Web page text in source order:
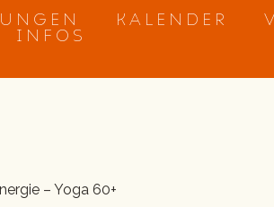
KALENDER
INFOS
– Yoga 60+